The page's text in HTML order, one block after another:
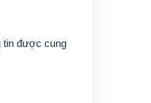
tin được cung